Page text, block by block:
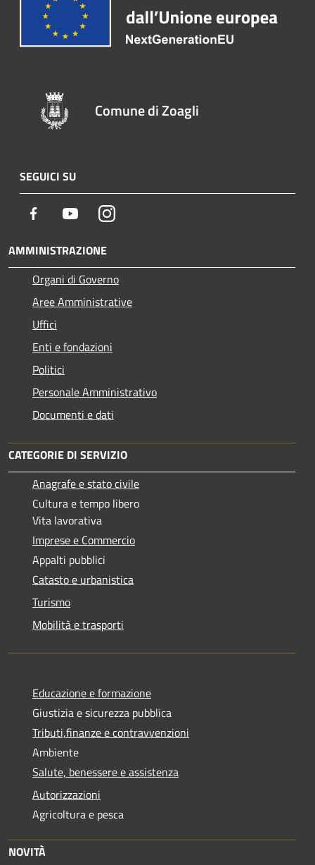
Comune di Zoagli
SEGUICI SU
Facebook YoutubeInstagram
AMMINISTRAZIONE
Organi di Governo
Aree Amministrative
Uffici
Enti e fondazioni
Politici
Personale Amministrativo
Documenti e dati
CATEGORIE DI SERVIZIO
Anagrafe e stato civile
Cultura e tempo libero
Vita lavorativa
Imprese e Commercio
Appalti pubblici
Catasto e urbanistica
Turismo
Mobilità e trasporti
Educazione e formazione
Giustizia e sicurezza pubblica
Tributi,finanze e contravvenzioni
Ambiente
Salute, benessere e assistenza
Autorizzazioni
Agricoltura e pesca
NOVITÀ